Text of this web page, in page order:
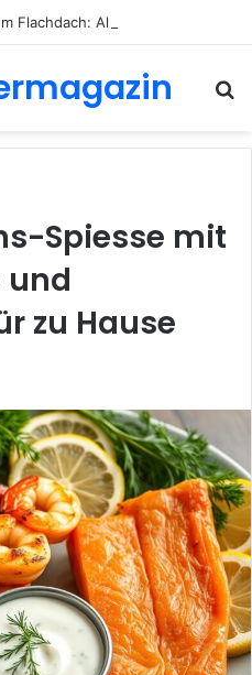
Spiesse mit
und
zu Hause